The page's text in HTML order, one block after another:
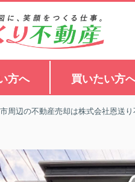
方へ 買いたい方
周辺の不動産売却は株式会社恩送り